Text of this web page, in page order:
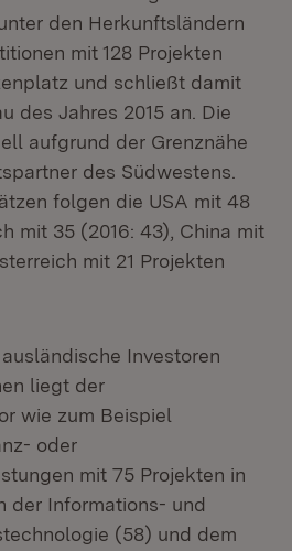
den Herkunftsländern
mit 128 Projekten
und schließt damit
des Jahres 2015 an. Die
aufgrund der Grenznähe
des Südwestens.
folgen die USA mit 48
mit 35 (2016: 43), China mit
mit 21 Projekten
Investoren
liegt der
wie zum Beispiel
oder
mit 75 Projekten in
der Informations- und
(58) und dem